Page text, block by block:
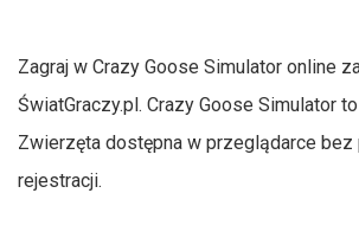
Zagraj w Crazy Goose Simulator online
ŚwiatGraczy.pl. Crazy Goose Simulator
Zwierzęta dostępna w przeglądarce bez
rejestracji.